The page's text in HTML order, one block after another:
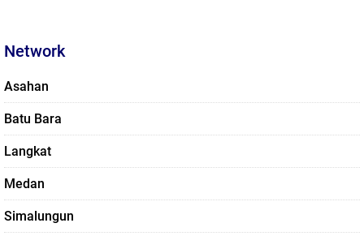
Network
Asahan
Batu Bara
Langkat
Medan
Simalungun